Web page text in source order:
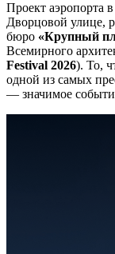
Проект аэропорта
Дворцовой улице,
бюро «Крупный
Всемирного
Festival 2026). То,
одной из самых
— значимое